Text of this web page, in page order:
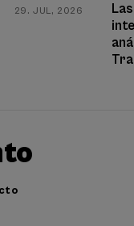
29. JUL, 2026